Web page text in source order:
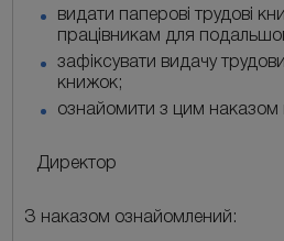
видати паперові трудові
працівникам для
зафіксувати видачу
книжок;
ознайомити з цим наказом
Директор
З наказом ознайомлений: